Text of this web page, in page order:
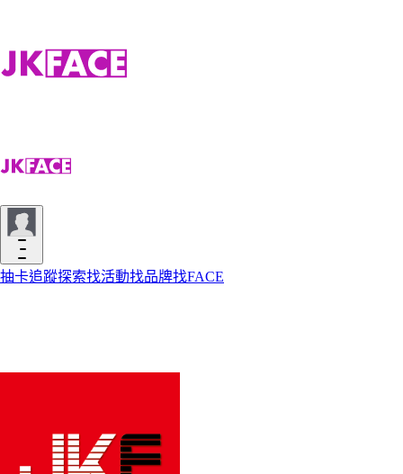
抽卡追蹤探索找活動找品牌找FACE